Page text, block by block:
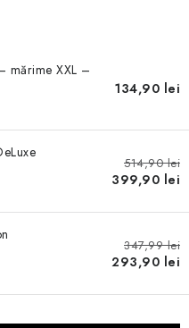
Condiţii generale de vânzare
mărime XXL –
134,90 lei
514,90 lei
399,90 lei
347,99 lei
293,90 lei